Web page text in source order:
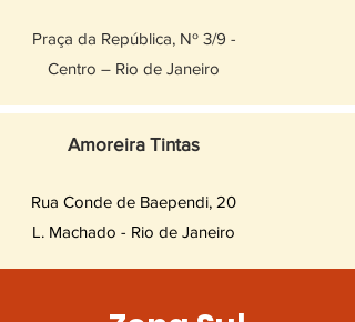
Praça da República, Nº 3/9 -
Centro – Rio de Janeiro
Amoreira Tintas
Rua Conde de Baependi, 20
L. Machado - Rio de Janeiro